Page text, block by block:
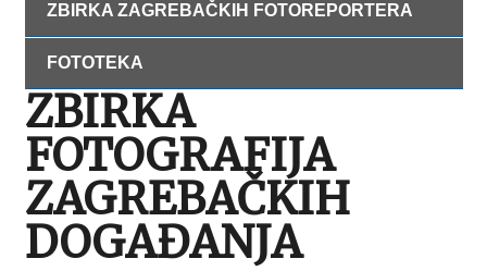
ZBIRKA ZAGREBAČKIH FOTOREPORTERA
FOTOTEKA
ZBIRKA
FOTOGRAFIJA
ZAGREBAČKIH
DOGAĐANJA